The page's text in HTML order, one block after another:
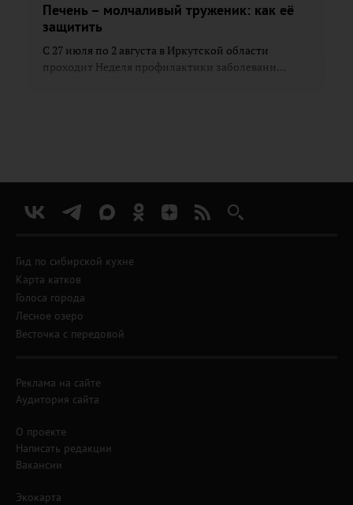
Печень – молчаливый труженик: как её
защитить
С 27 июля по 2 августа в Иркутской области
проходит Неделя профилактики заболевани...
Гид по сибирской кухне
Карта катков
Голоса города
Лесное озеро
Весточка с передовой
Реклама на сайте
Аудитория сайта
О проекте
Написать редакции
Вакансии
Экокарта